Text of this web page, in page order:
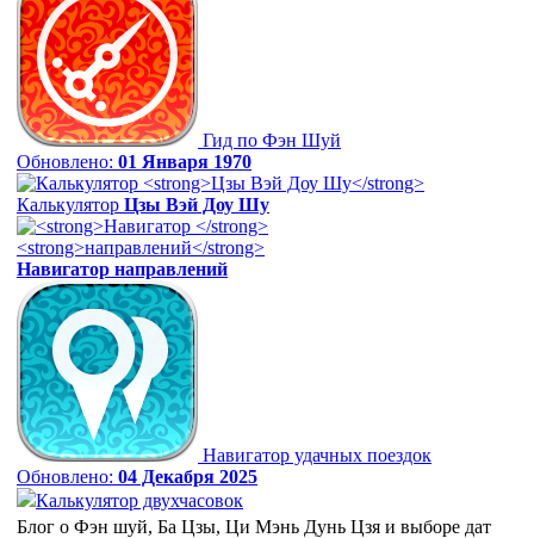
Гид по Фэн Шуй
Обновлено: 01 Января 1970
Калькулятор Цзы Вэй Доу Шу
Навигатор направлений
Навигатор удачных поездок
Обновлено: 04 Декабря 2025
Калькулятор двухчасовок
Блог о Фэн шуй, Ба Цзы, Ци Мэнь Дунь Цзя и выборе дат